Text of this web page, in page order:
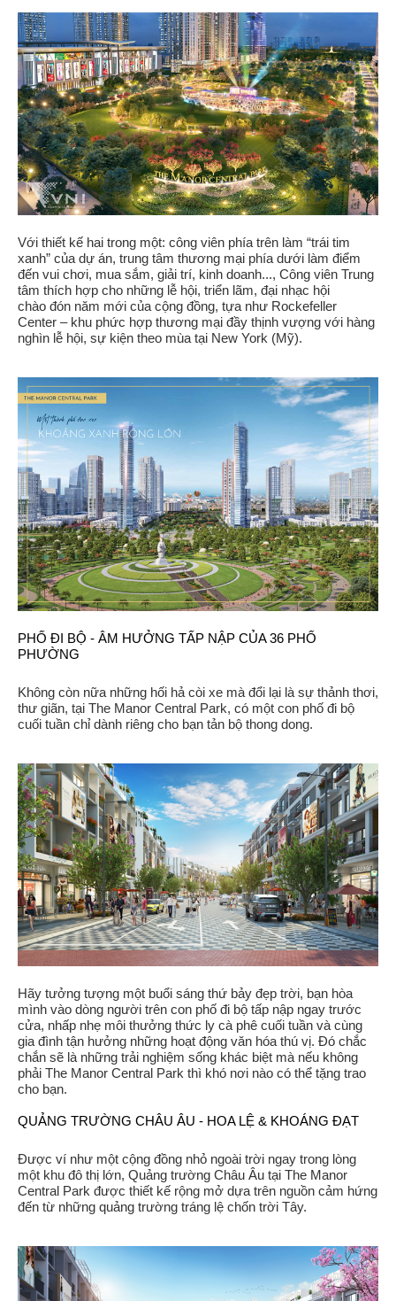
Với thiết kế hai trong một: công viên phía trên làm “trái tim
xanh” của dự án, trung tâm thương mại phía dưới làm điểm
đến vui chơi, mua sắm, giải trí, kinh doanh..., Công viên Trung
tâm thích hợp cho những lễ hội, triển lãm, đại nhạc hội
chào đón năm mới của cộng đồng, tựa như Rockefeller
Center – khu phức hợp thương mại đầy thịnh vượng với hàng
nghìn lễ hội, sự kiện theo mùa tại New York (Mỹ).
PHỐ ĐI BỘ - ÂM HƯỞNG TẤP NẬP CỦA 36 PHỐ
PHƯỜNG
Không còn nữa những hối hả còi xe mà đổi lại là sự thảnh thơi,
thư giãn, tại The Manor Central Park, có một con phố đi bộ
cuối tuần chỉ dành riêng cho bạn tản bộ thong dong.
Hãy tưởng tượng một buổi sáng thứ bảy đẹp trời, bạn hòa
mình vào dòng người trên con phố đi bộ tấp nập ngay trước
cửa, nhấp nhẹ môi thưởng thức ly cà phê cuối tuần và cùng
gia đình tận hưởng những hoạt động văn hóa thú vị. Đó chắc
chắn sẽ là những trải nghiệm sống khác biệt mà nếu không
phải The Manor Central Park thì khó nơi nào có thể tặng trao
cho bạn.
QUẢNG TRƯỜNG CHÂU ÂU - HOA LỆ & KHOÁNG ĐẠT
Được ví như một cộng đồng nhỏ ngoài trời ngay trong lòng
một khu đô thị lớn, Quảng trường Châu Âu tại The Manor
Central Park được thiết kế rộng mở dựa trên nguồn cảm hứng
đến từ những quảng trường tráng lệ chốn trời Tây.